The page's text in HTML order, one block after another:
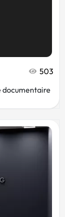
503
documentaire